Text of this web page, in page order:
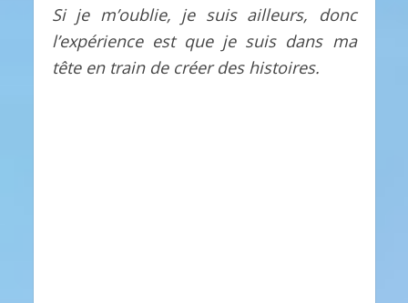
Si je m’oublie, je suis ailleurs, donc
l’expérience est que je suis dans ma
tête en train de créer des histoires.